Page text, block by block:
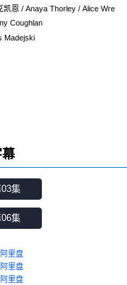
凯恩 / Anaya Thorley / Alice Wre
Coughlan
Madejski
集
集
阿里盘
阿里盘
阿里盘